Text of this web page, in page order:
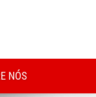
NÓS